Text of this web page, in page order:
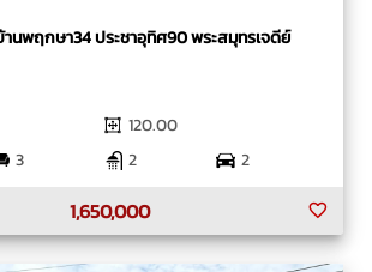
านพฤกษา34 ประชาอุทิศ90 พระสมุทรเจดีย์
120.00
3 2
2
1,650,000